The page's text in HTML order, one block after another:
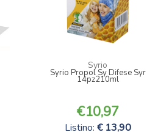
Syrio
Syrio Propol Sy Difese Syr
14pz210ml
10,97
Listino: 13,90